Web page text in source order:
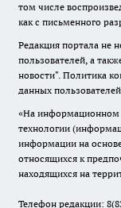
том числе
как с письменного
Редакция портала не
пользователей, а
новости". Политика
данных пользователей
«На информационном
технологии
информации на
относящихся к
находящихся на
Телефон редакции: